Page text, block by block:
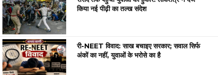
किया नई पीढ़ी का तल्ख संदेश
री-NEET विवाद: साख बचाइए सरकार; सवाल सिर्फ
अंकों का नहीं, युवाओं के भरोसे का है